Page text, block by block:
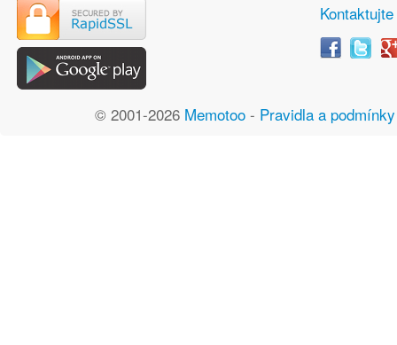
© 2001-2026 Memotoo- Pravidla a podmínky